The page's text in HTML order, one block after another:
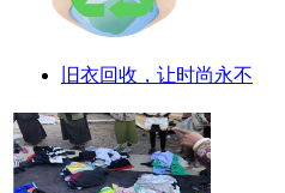
旧衣回收，让时尚永不